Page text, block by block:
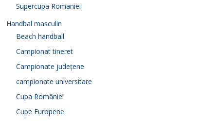
Supercupa Romaniei
Handbal masculin
Beach handball
Campionat tineret
Campionate județene
campionate universitare
Cupa României
Cupe Europene